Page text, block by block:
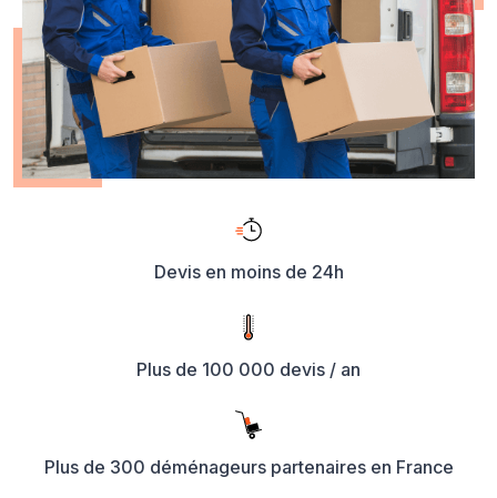
Devis en moins de 24h
Plus de 100 000 devis / an
Plus de 300 déménageurs partenaires en France